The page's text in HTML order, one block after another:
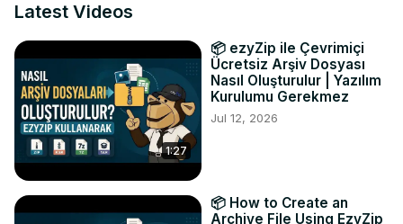
#Perbaikan7Z #PemulihanData #PerbaikanFile
#PerbaikanArsip #TipsTeknologi #VideoPendek
TWITTER: https://twitter.com/ezyZip
FACEBOOK:
https://www.facebook.com/ezyzip/
LINKEDIN: https://www.linkedin.com/showcase/ezyzip/
PINTEREST: https://www.pinterest.com.au/ezyzip
Latest Videos
1:27
📦 ezyZip ile Çevrimiçi
Ücretsiz Arşiv Dosyası
Nasıl Oluşturulur | Yazılım
Kurulumu Gerekmez
Jul 12, 2026
📦 How to Create an
Archive File Using EzyZip